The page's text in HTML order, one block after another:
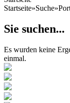
Startseite»Suche»
Sie suchen...
Es wurden keine
einmal.